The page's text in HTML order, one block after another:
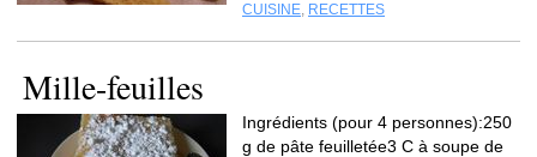
CUISINE, RECETTES
Mille-feuilles
Ingrédients (pour 4 personnes):250
g de pâte feuilletée3 C à soupe de